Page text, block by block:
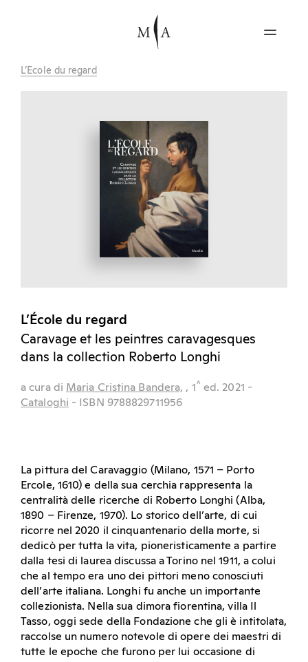
L’École du regard
L’École du regard
Caravage et les peintres caravagesques
dans la collection Roberto Longhi
a cura di Maria Cristina Bandera, , 1^ ed. 2021 -
Cataloghi - ISBN 9788829711956
La pittura del Caravaggio (Milano, 1571 – Porto
Ercole, 1610) e della sua cerchia rappresenta la
centralità delle ricerche di Roberto Longhi (Alba,
1890 – Firenze, 1970). Lo storico dell’arte, di cui
ricorre nel 2020 il cinquantenario della morte, si
dedicò per tutta la vita, pioneristicamente a partire
dalla tesi di laurea discussa a Torino nel 1911, a colui
che al tempo era uno dei pittori meno conosciuti
dell’arte italiana. Longhi fu anche un importante
collezionista. Nella sua dimora fiorentina, villa Il
Tasso, oggi sede della Fondazione che gli è intitolata,
raccolse un numero notevole di opere dei maestri di
tutte le epoche che furono per lui occasione di